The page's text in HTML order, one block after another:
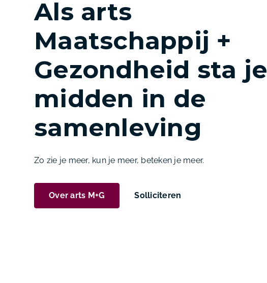
Als arts
Maatschappij +
Gezondheid sta je
midden in de
samenleving
Zo zie je meer, kun je meer, beteken je meer.
Over arts M+G Solliciteren